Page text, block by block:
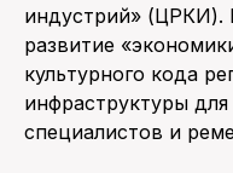
индустрий» (ЦРКИ).
развитие
культурного кода
инфраструктуры
специалистов и